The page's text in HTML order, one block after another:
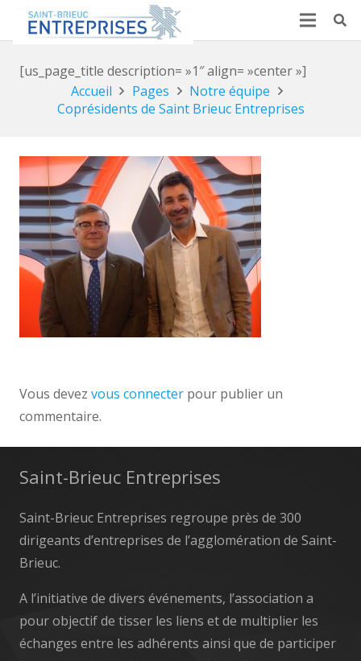
[us_page_title description= »1″ align= »center »]
Accueil
Pages
Notre équipe
Coprésidents de Saint Brieuc Entreprises
Vous devez vous connecter pour publier un
commentaire.
Saint-Brieuc Entreprises
Saint-Brieuc Entreprises regroupe près de 300
dirigeants d’entreprises de l’agglomération de Saint-
Brieuc.
A l’initiative de divers événements, l’association a
pour objectif de tisser les liens et de multiplier les
échanges entre les adhérents ainsi que de participer